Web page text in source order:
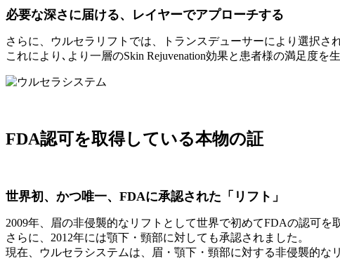
必要な深さに届ける、レイヤーでアプローチする
さらに、ウルセラリフトでは、トランスデューサーにより選択さ
これにより､より一層のSkin Rejuvenation効果と患者様の満足度を
FDA認可を取得している本物の証
世界初、かつ唯一、FDAに承認された「リフト」
2009年、眉の非侵襲的なリフトとして世界で初めてFDAの認可を
さらに、2012年には顎下・頸部に対しても承認されました。
現在、ウルセラシステムは、眉・顎下・頸部に対する非侵襲的な